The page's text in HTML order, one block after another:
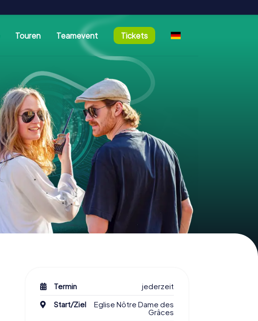
Touren Teamevent Tickets
Termin
jederzeit
Start/Ziel
Eglise Nôtre Dame des
Grâces